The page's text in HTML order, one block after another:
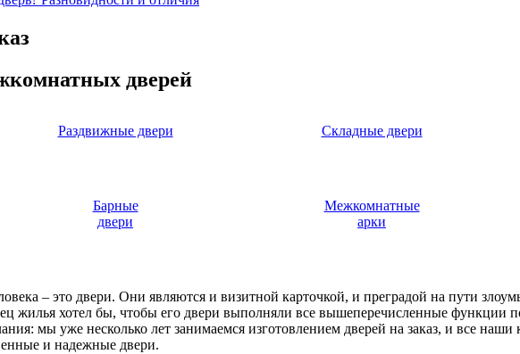
дверей
Раздвижные двери Складные двери
Барные
двери
Межкомнатные
арки
– это двери. Они являются и визитной карточкой, и преградой на пути
жилья хотел бы, чтобы его двери выполняли все вышеперечисленные
мы уже несколько лет занимаемся изготовлением дверей на заказ, и все
и надежные двери.